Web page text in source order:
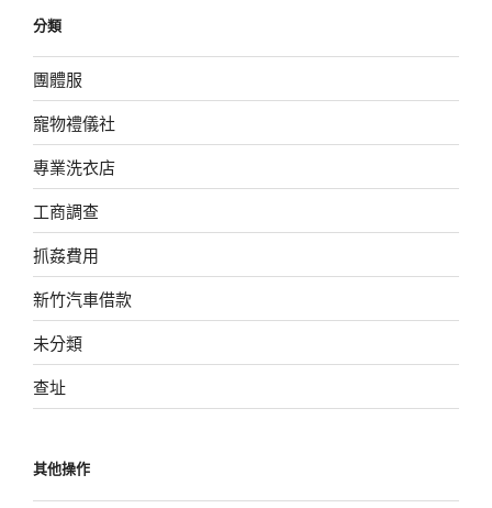
分類
團體服
寵物禮儀社
專業洗衣店
工商調查
抓姦費用
新竹汽車借款
未分類
查址
其他操作